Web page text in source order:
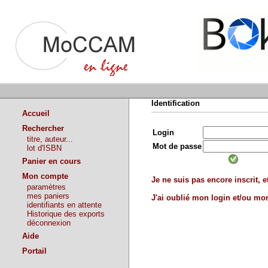
Accueil
Rechercher
titre, auteur...
lot d'ISBN
Panier en cours
Mon compte
paramètres
mes paniers
identifiants en attente
Historique des exports
déconnexion
Aide
Portail
Identification
Login
Mot de passe
Je ne suis pas encore inscrit,
J'ai oublié mon login et/ou